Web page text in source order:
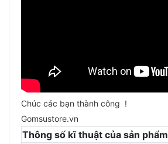
Chúc các bạn thành công !
Gomsustore.vn
Thông số kĩ thuật của sản phẩm